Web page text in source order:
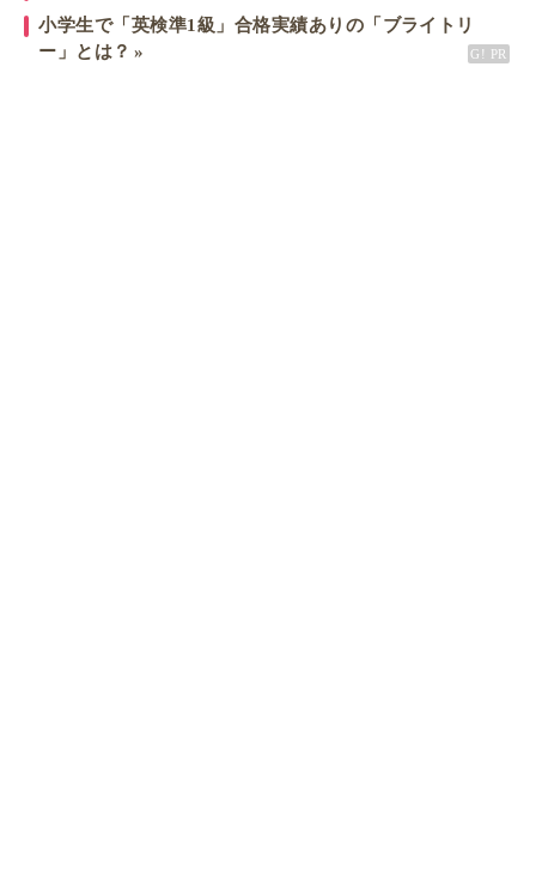
小学生で「英検準1級」合格実績ありの「ブライトリ
ー」とは？